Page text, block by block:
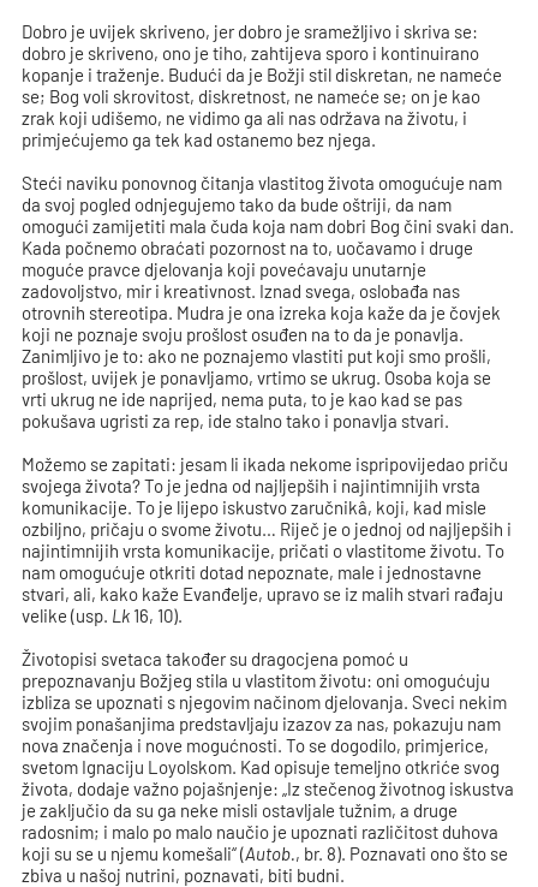
Dobro je uvijek skriveno, jer dobro je sramežljivo i skriva se:
dobro je skriveno, ono je tiho, zahtijeva sporo i kontinuirano
kopanje i traženje. Budući da je Božji stil diskretan, ne nameće
se; Bog voli skrovitost, diskretnost, ne nameće se; on je kao
zrak koji udišemo, ne vidimo ga ali nas održava na životu, i
primjećujemo ga tek kad ostanemo bez njega.
Steći naviku ponovnog čitanja vlastitog života omogućuje nam
da svoj pogled odnjegujemo tako da bude oštriji, da nam
omogući zamijetiti mala čuda koja nam dobri Bog čini svaki dan.
Kada počnemo obraćati pozornost na to, uočavamo i druge
moguće pravce djelovanja koji povećavaju unutarnje
zadovoljstvo, mir i kreativnost. Iznad svega, oslobađa nas
otrovnih stereotipa. Mudra je ona izreka koja kaže da je čovjek
koji ne poznaje svoju prošlost osuđen na to da je ponavlja.
Zanimljivo je to: ako ne poznajemo vlastiti put koji smo prošli,
prošlost, uvijek je ponavljamo, vrtimo se ukrug. Osoba koja se
vrti ukrug ne ide naprijed, nema puta, to je kao kad se pas
pokušava ugristi za rep, ide stalno tako i ponavlja stvari.
Možemo se zapitati: jesam li ikada nekome ispripovijedao priču
svojega života? To je jedna od najljepših i najintimnijih vrsta
komunikacije. To je lijepo iskustvo zaručnikâ, koji, kad misle
ozbiljno, pričaju o svome životu… Riječ je o jednoj od najljepših i
najintimnijih vrsta komunikacije, pričati o vlastitome životu. To
nam omogućuje otkriti dotad nepoznate, male i jednostavne
stvari, ali, kako kaže Evanđelje, upravo se iz malih stvari rađaju
velike (usp. Lk 16, 10).
Životopisi svetaca također su dragocjena pomoć u
prepoznavanju Božjeg stila u vlastitom životu: oni omogućuju
izbliza se upoznati s njegovim načinom djelovanja. Sveci nekim
svojim ponašanjima predstavljaju izazov za nas, pokazuju nam
nova značenja i nove mogućnosti. To se dogodilo, primjerice,
svetom Ignaciju Loyolskom. Kad opisuje temeljno otkriće svog
života, dodaje važno pojašnjenje: „Iz stečenog životnog iskustva
je zaključio da su ga neke misli ostavljale tužnim, a druge
radosnim; i malo po malo naučio je upoznati različitost duhova
koji su se u njemu komešali“ (Autob., br. 8). Poznavati ono što se
zbiva u našoj nutrini, poznavati, biti budni.